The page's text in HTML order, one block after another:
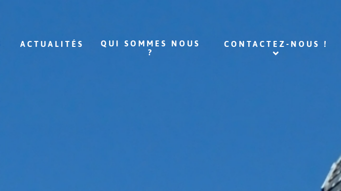
ACTUALITÉS
QUI SOMMES NOUS
?
CONTACTEZ-NOUS !